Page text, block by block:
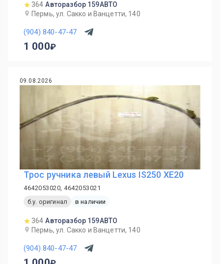
364 Авторазбор 159АВТО
Пермь, ул. Сакко и Ванцетти, 140
(904) 840-47-47
1 000
09.08.2026
Трос ручника левый Lexus IS250 XE20
4642053020, 4642053021
б.у. оригинал
в наличии
364 Авторазбор 159АВТО
Пермь, ул. Сакко и Ванцетти, 140
(904) 840-47-47